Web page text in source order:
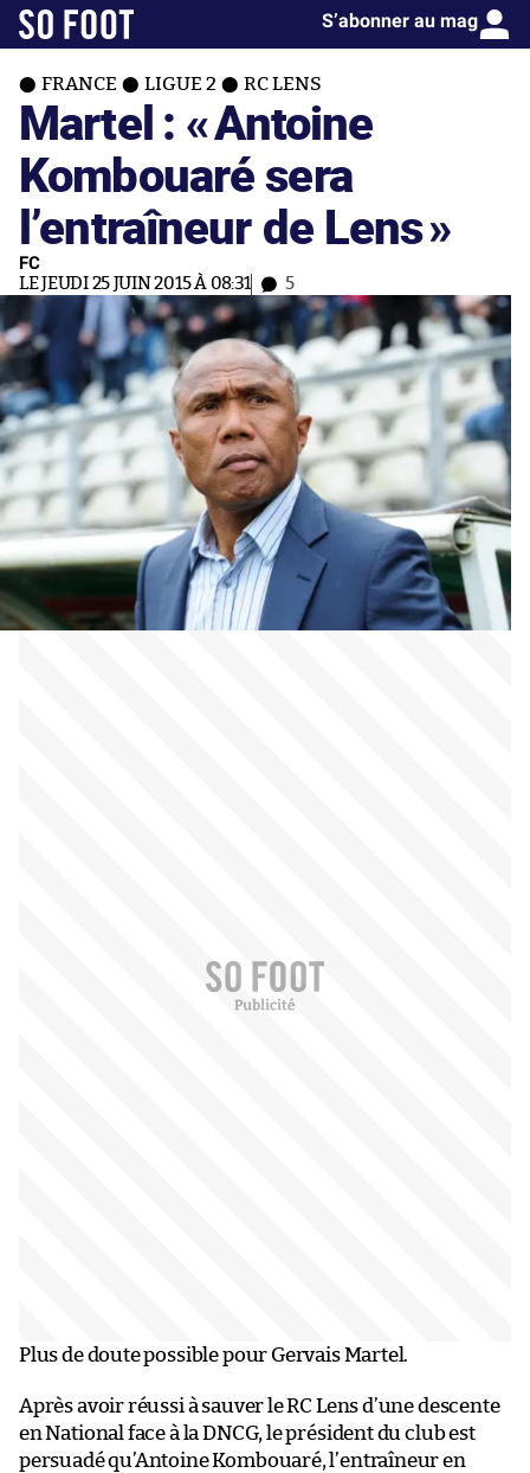
S’abonner au mag
FRANCE LIGUE 2 RC LENS
Martel : «Antoine
Kombouaré sera
l’entraîneur de Lens»
FC
LE JEUDI 25 JUIN 2015 À 08:31 5
Plus de doute possible pour Gervais Martel.
Après avoir réussi à sauver le RC Lens d’une descente
en National face à la DNCG, le président du club est
persuadé qu’Antoine Kombouaré, l’entraîneur en